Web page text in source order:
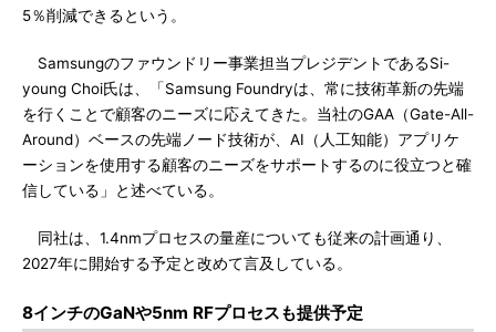
5％削減できるという。
Samsungのファウンドリー事業担当プレジデントであるSi-
young Choi氏は、「Samsung Foundryは、常に技術革新の先端
を行くことで顧客のニーズに応えてきた。当社のGAA（Gate-All-
Around）ベースの先端ノード技術が、AI（人工知能）アプリケ
ーションを使用する顧客のニーズをサポートするのに役立つと確
信している」と述べている。
同社は、1.4nmプロセスの量産についても従来の計画通り、
2027年に開始する予定と改めて言及している。
8インチのGaNや5nm RFプロセスも提供予定